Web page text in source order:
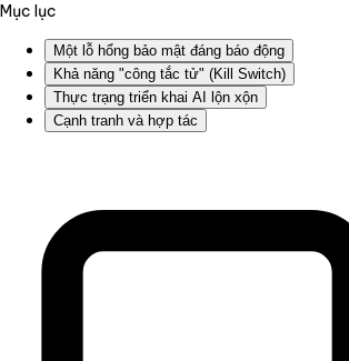
Mục lục
Một lỗ hổng bảo mật đáng báo động
Khả năng "công tắc tử" (Kill Switch)
Thực trạng triển khai AI lộn xộn
Cạnh tranh và hợp tác